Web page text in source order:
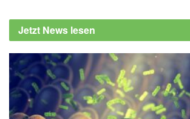
Jetzt News lesen